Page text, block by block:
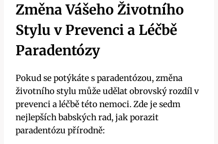
Změna Vášeho Životního
Stylu v Prevenci a Léčbě
Paradentózy
Pokud se potýkáte s paradentózou, změna
životního stylu může udělat obrovský rozdíl v
prevenci a léčbě této nemoci. Zde je sedm
nejlepších babských rad, jak porazit
paradentózu přírodně: